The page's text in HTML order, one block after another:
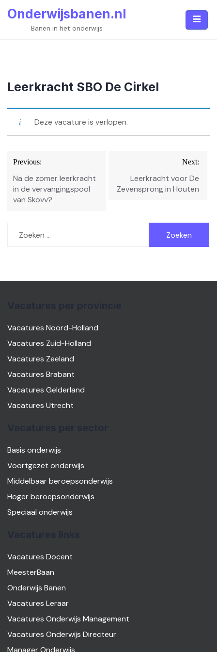
Onderwijsbanen.nl
Banen in het onderwijs
Leerkracht SBO De Cirkel
Deze vacature is verlopen.
Bericht
navigatie
Previous:
Na de zomer leerkracht
in de vervangingspool
van Skovv?
Next:
Leerkracht voor De
Zevensprong in Houten
naar:
Vacatures Noord-Holland
Vacatures Zuid-Holland
Vacatures Zeeland
Vacatures Brabant
Vacatures Gelderland
Vacatures Utrecht
Basis onderwijs
Voortgezet onderwijs
Middelbaar beroepsonderwijs
Hoger beroepsonderwijs
Speciaal onderwijs
Vacatures Docent
MeesterBaan
Onderwijs Banen
Vacatures Leraar
Vacatures Onderwijs Management
Vacatures Onderwijs Directeur
Manager Onderwijs